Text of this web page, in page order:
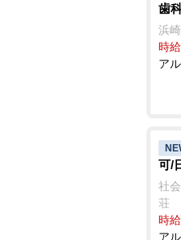
歯
浜
時
ア
可/
社
荘
時
ア